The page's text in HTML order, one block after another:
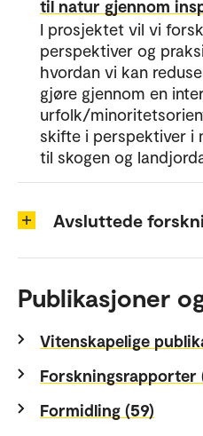
til natur gjennom
I prosjektet vil vi
perspektiver og
hvordan vi kan
gjøre gjennom en
urfolk/
skifte i perspektiver i
til skogen og
Avsluttede
Publikasjoner
Vitenskapelige
Forskningsrapporter
Formidling (59)